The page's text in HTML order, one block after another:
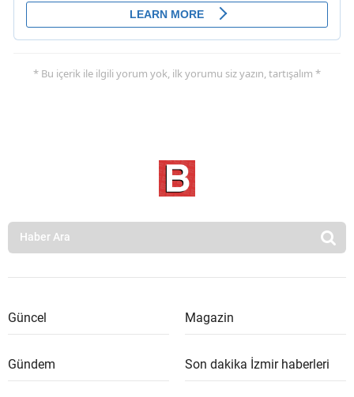
* Bu içerik ile ilgili yorum yok, ilk yorumu siz yazın, tartışalım *
Güncel Magazin
Gündem Son dakika İzmir haberleri